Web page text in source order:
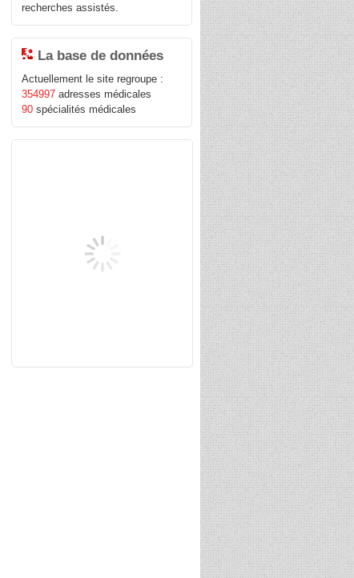
recherches assistés.
La base de données
Actuellement le site regroupe :
354997 adresses médicales
90 spécialités médicales